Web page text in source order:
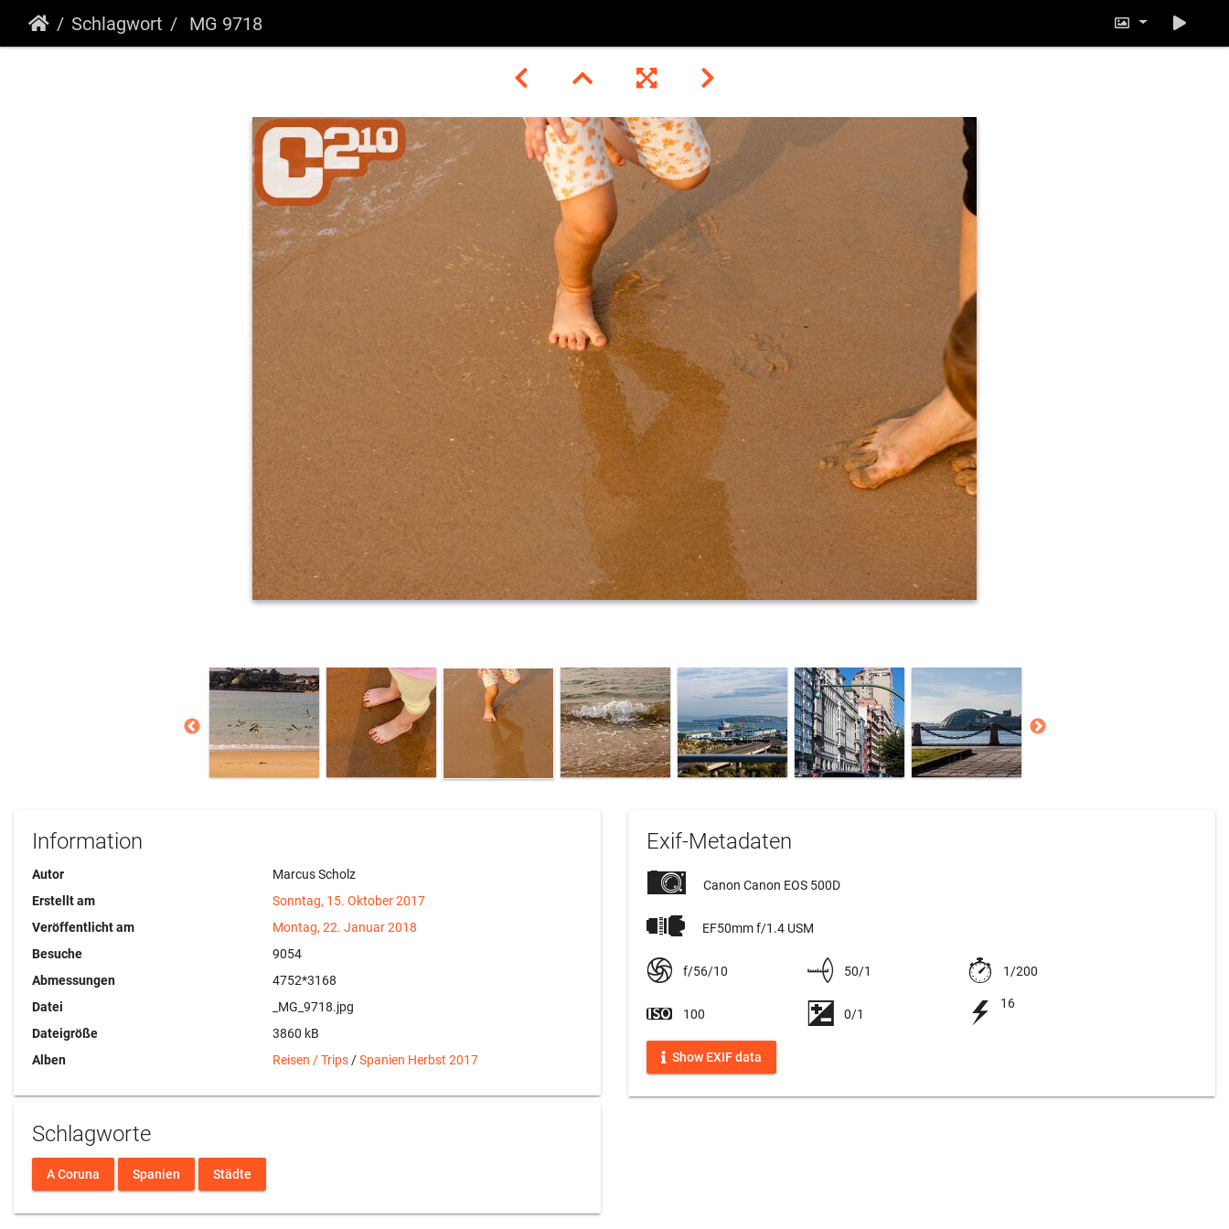
Schlagwort MG 9718
Information
Autor
Marcus Scholz
Erstellt am
Sonntag, 15. Oktober 2017
Veröffentlicht am
Montag, 22. Januar 2018
Besuche
9054
Abmessungen
4752*3168
Datei
_MG_9718.jpg
Dateigröße
3860 kB
Alben
Reisen / Trips /Spanien Herbst 2017
Schlagworte
A Coruna Spanien Städte
Exif-Metadaten
Canon Canon EOS 500D
EF50mm f/1.4 USM
f/56/10 50/1 1/200
100 0/1
16
Show EXIF data